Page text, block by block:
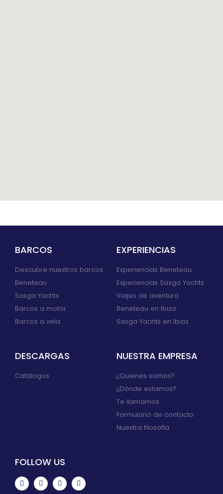
BARCOS
Descubre nuestros barcos
Beneteau
Sasga Yachts
Barcos a motor
Barcos a vela
EXPERIENCIAS
Experiencias Beneteau
Experiencias Sasga Yachts
Viajes de aventura
Beneteau en Ibiza
Sasga Yachts en Ibiza
DESCARGAS
Catálogos
NUESTRA EMPRESA
¿Quienes somos?
¿Dónde estamos?
Te llamamos
Formulario de contacto
Nuestra filosofía
FOLLOW US